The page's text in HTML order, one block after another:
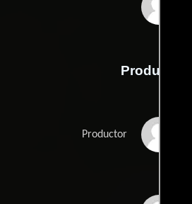
Producción
Productor